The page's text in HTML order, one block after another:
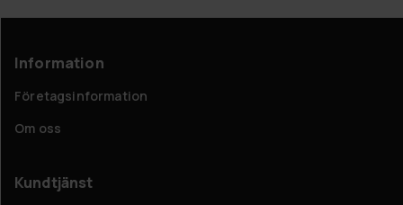
Information
Företagsinformation
Om oss
Kundtjänst